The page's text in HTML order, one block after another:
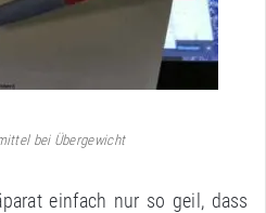
bei Übergewicht
einfach nur so geil, dass